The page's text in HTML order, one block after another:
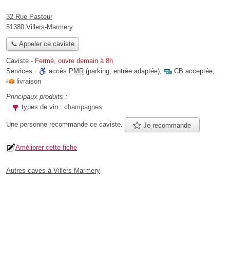
32 Rue Pasteur
51380 Villers-Marmery
📞 Appeler ce caviste
Caviste - Fermé, ouvre demain à 8h
Services :
accès PMR (parking, entrée adaptée), CB acceptée,
livraison
Principaux produits :
types de vin : champagnes
Une personne recommande ce caviste. Je recommande
Améliorer cette fiche
Autres caves à Villers-Marmery